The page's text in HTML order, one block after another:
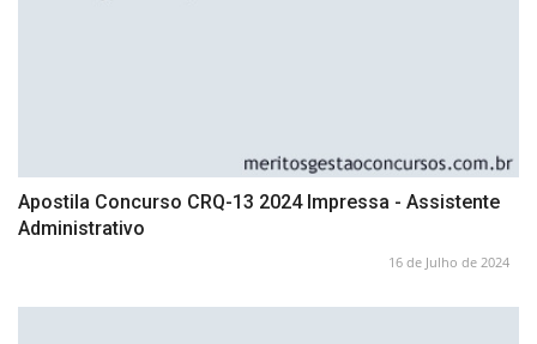
Apostila Concurso CRQ-13 2024 Impressa - Assistente
Administrativo
16 de Julho de 2024